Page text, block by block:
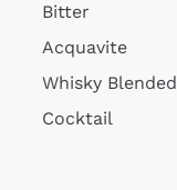
Bitter
Acquavite
Whisky Blended
Cocktail